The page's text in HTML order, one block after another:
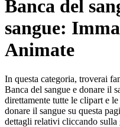
Banca del
sangue:
Animate
In questa categoria, troverai
Banca del sangue e donare il
direttamente tutte le clipart e
donare il sangue su questa
dettagli relativi cliccando sulla